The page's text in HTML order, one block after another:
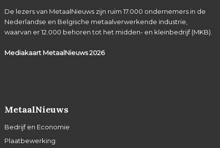
De lezers van MetaalNieuws zijn ruim 17.000 ondernemers in de
Nederlandse en Belgische metaalverwerkende industrie,
waarvan er 12.000 behoren tot het midden- en kleinbedrijf (MKB).
Mediakaart MetaalNieuws2026
MetaalNieuws
Bedrijf en Economie
Plaatbewerking